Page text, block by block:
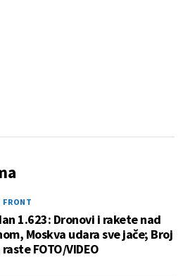
1.623: Dronovi i rakete nad
Moskva udara sve jače; Broj
FOTO/VIDEO